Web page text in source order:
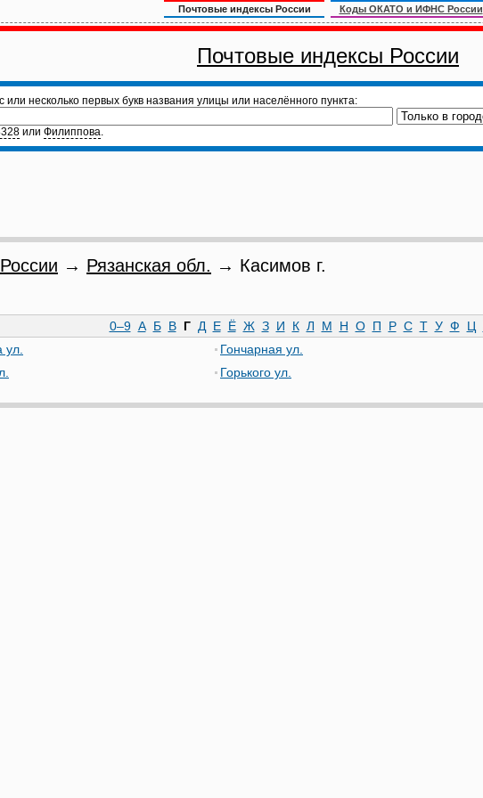
Почтовые индексы России Коды ОКАТО и ИФНС России
Почтовые индексы России
или несколько первых букв названия улицы или населённого пункта:
или Филиппова.
→ Рязанская обл. → Касимов г.
0–9 А Б В Г Д Е Ё Ж З И К Л М Н О П Р С Т У Ф Ц
ул.
Гончарная ул.
Горького ул.